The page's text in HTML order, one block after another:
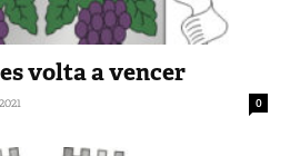
volta a vencer
0